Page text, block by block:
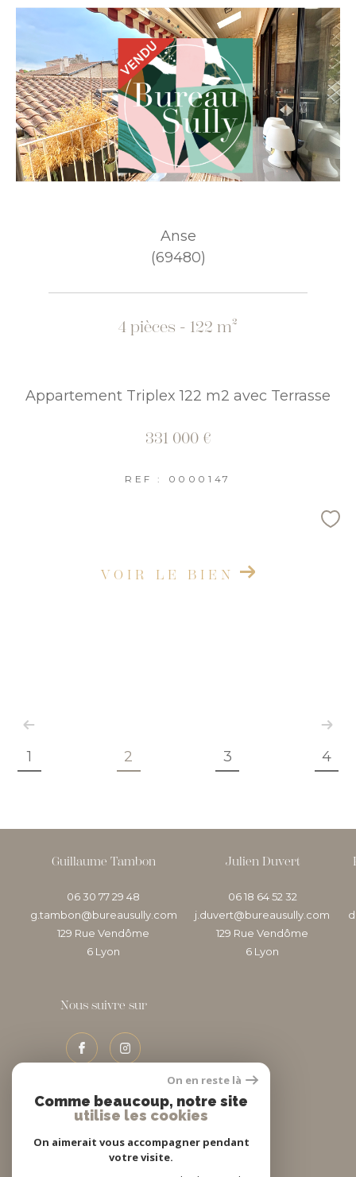
Anse
(69480)
4 pièces - 122 m²
Appartement Triplex 122 m2 avec Terrasse
331 000 €
REF : 0000147
VOIR LE BIEN
1 2 3 4
Guillaume Tambon
06 30 77 29 48
g.tambon@bureausully.com
129 Rue Vendôme
6
lyon
Nous suivre sur
Julien Duvert
06 18 64 52 32
j.duvert@bureausully.com
129 Rue Vendôme
6
lyon
Adhérents
On en reste là
Comme beaucoup, notre site
utilise les cookies
On aimerait vous accompagner pendant
votre visite.